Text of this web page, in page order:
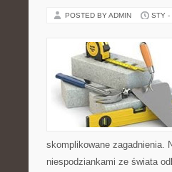
POSTED BY ADMIN STY -
skomplikowane zagadnienia.
niespodziankami ze świata